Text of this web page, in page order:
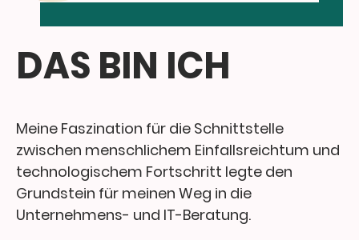
DAS BIN ICH
Meine Faszination für die Schnittstelle
zwischen menschlichem Einfallsreichtum und
technologischem Fortschritt legte den
Grundstein für meinen Weg in die
Unternehmens- und IT-Beratung.